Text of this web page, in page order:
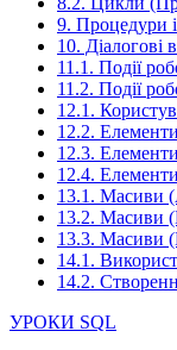
9. Процедури
10. Діалогові
11.1. Події
11.2. Події
12.1.
12.2.
12.3.
12.4.
13.1. Масиви
13.2. Масиви
13.3. Масиви
14.1.
14.2.
УРОКИ SQL